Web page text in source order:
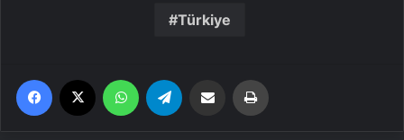
Türkiye
Facebook WhatsApp Email'den paylaş